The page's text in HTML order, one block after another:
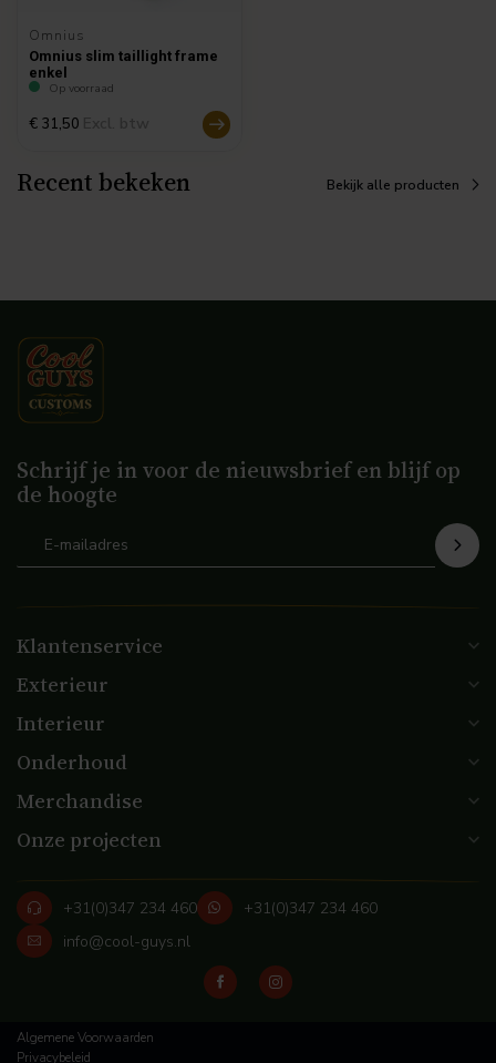
Omnius
Omnius slim taillight frame
enkel
Op voorraad
€ 31,50
Recent bekeken Bekijk alle producten
Schrijf je in voor de nieuwsbrief en blijf op
de hoogte
Klantenservice
Exterieur
Interieur
Onderhoud
Merchandise
Onze projecten
+31(0)347 234 460
+31(0)347 234 460
info@cool-guys.nl
Algemene Voorwaarden
Privacybeleid